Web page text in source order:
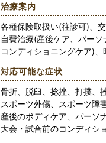
治療案内
各種保険取扱い(往診可)、
自費治療(産後ケア、パーソ
コンディショニングケア)
対応可能な症状
骨折、脱臼、捻挫、打撲、
スポーツ外傷、スポーツ障
産後のボディケア、パーソ
大会・試合前のコンディシ